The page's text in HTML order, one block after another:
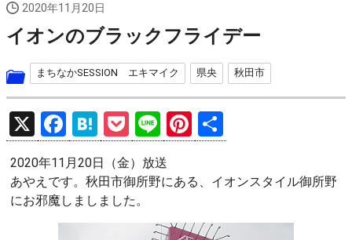
2020年11月20日
イオンのブラックフライデー
まちなかSESSION エキマイク 県央 秋田市
X
F
a
ce
b
o
H
at
e
n
P
o
ck
et
Li
n
e
Pi
nt
er
t
有
2020年11月20日（金）放送
あやえです。秋田市御所野にある、イオンスタイル御所野
にお邪魔しましました。